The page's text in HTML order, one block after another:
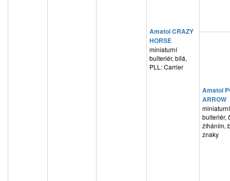
Amatol CRAZY
HORSE
miniaturní
bulteriér, bílá,
PLL: Carrier
Amatol
ARROW
miniaturní
bulteriér,
žíháním,
znaky